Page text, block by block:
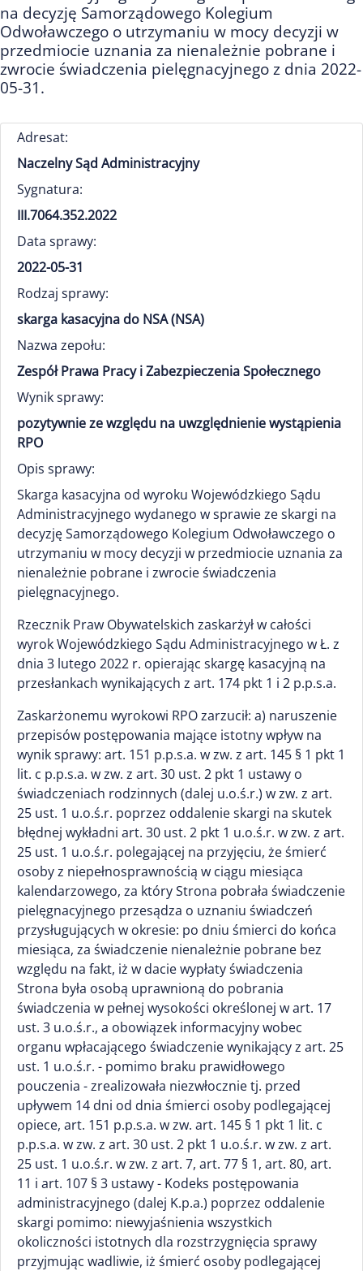
na decyzję Samorządowego Kolegium
Odwoławczego o utrzymaniu w mocy decyzji w
przedmiocie uznania za nienależnie pobrane i
zwrocie świadczenia pielęgnacyjnego z dnia 2022-
05-31.
Adresat:
Naczelny Sąd Administracyjny
Sygnatura:
III.7064.352.2022
Data sprawy:
2022-05-31
Rodzaj sprawy:
skarga kasacyjna do NSA (NSA)
Nazwa zepołu:
Zespół Prawa Pracy i Zabezpieczenia Społecznego
Wynik sprawy:
pozytywnie ze względu na uwzględnienie wystąpienia
RPO
Opis sprawy:
Skarga kasacyjna od wyroku Wojewódzkiego Sądu
Administracyjnego wydanego w sprawie ze skargi na
decyzję Samorządowego Kolegium Odwoławczego o
utrzymaniu w mocy decyzji w przedmiocie uznania za
nienależnie pobrane i zwrocie świadczenia
pielęgnacyjnego.
Rzecznik Praw Obywatelskich zaskarżył w całości
wyrok Wojewódzkiego Sądu Administracyjnego w Ł. z
dnia 3 lutego 2022 r. opierając skargę kasacyjną na
przesłankach wynikających z art. 174 pkt 1 i 2 p.p.s.a.
Zaskarżonemu wyrokowi RPO zarzucił: a) naruszenie
przepisów postępowania mające istotny wpływ na
wynik sprawy: art. 151 p.p.s.a. w zw. z art. 145 § 1 pkt 1
lit. c p.p.s.a. w zw. z art. 30 ust. 2 pkt 1 ustawy o
świadczeniach rodzinnych (dalej u.o.ś.r.) w zw. z art.
25 ust. 1 u.o.ś.r. poprzez oddalenie skargi na skutek
błędnej wykładni art. 30 ust. 2 pkt 1 u.o.ś.r. w zw. z art.
25 ust. 1 u.o.ś.r. polegającej na przyjęciu, że śmierć
osoby z niepełnosprawnością w ciągu miesiąca
kalendarzowego, za który Strona pobrała świadczenie
pielęgnacyjnego przesądza o uznaniu świadczeń
przysługujących w okresie: po dniu śmierci do końca
miesiąca, za świadczenie nienależnie pobrane bez
względu na fakt, iż w dacie wypłaty świadczenia
Strona była osobą uprawnioną do pobrania
świadczenia w pełnej wysokości określonej w art. 17
ust. 3 u.o.ś.r., a obowiązek informacyjny wobec
organu wpłacającego świadczenie wynikający z art. 25
ust. 1 u.o.ś.r. - pomimo braku prawidłowego
pouczenia - zrealizowała niezwłocznie tj. przed
upływem 14 dni od dnia śmierci osoby podlegającej
opiece, art. 151 p.p.s.a. w zw. art. 145 § 1 pkt 1 lit. c
p.p.s.a. w zw. z art. 30 ust. 2 pkt 1 u.o.ś.r. w zw. z art.
25 ust. 1 u.o.ś.r. w zw. z art. 7, art. 77 § 1, art. 80, art.
11 i art. 107 § 3 ustawy - Kodeks postępowania
administracyjnego (dalej K.p.a.) poprzez oddalenie
skargi pomimo: niewyjaśnienia wszystkich
okoliczności istotnych dla rozstrzygnięcia sprawy
przyjmując wadliwie, iż śmierć osoby podlegającej